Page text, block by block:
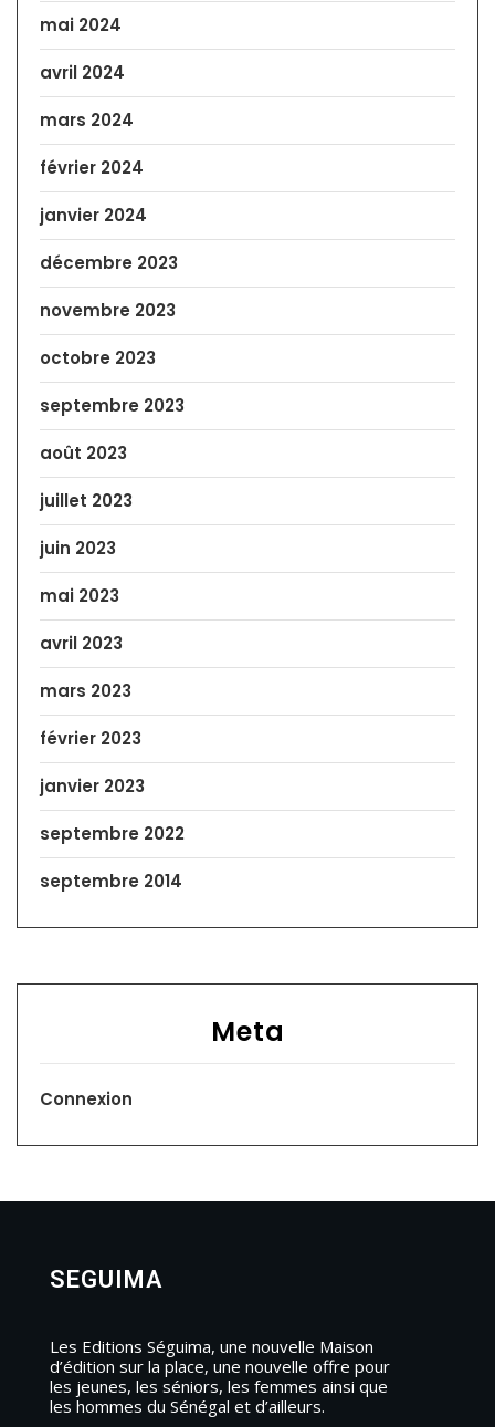
mai 2024
avril 2024
mars 2024
février 2024
janvier 2024
décembre 2023
novembre 2023
octobre 2023
septembre 2023
août 2023
juillet 2023
juin 2023
mai 2023
avril 2023
mars 2023
février 2023
janvier 2023
septembre 2022
septembre 2014
Meta
Connexion
SEGUIMA
Les Editions Séguima, une nouvelle Maison
d’édition sur la place, une nouvelle offre pour
les jeunes, les séniors, les femmes ainsi que
les hommes du Sénégal et d’ailleurs.